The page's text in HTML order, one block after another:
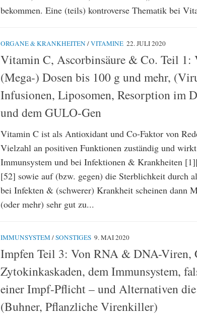
bekommen. Eine (teils) kontroverse Thematik bei
ORGANE & KRANKHEITEN /VITAMINE 22. JULI 2020
Vitamin C, Ascorbinsäure & Co. Teil 1:
(Mega-) Dosen bis 100 g und mehr,
Infusionen, Liposomen, Resorption im
und dem GULO-Gen
Vitamin C ist als Antioxidant und Co-Faktor von
Vielzahl an positiven Funktionen zuständig und
Immunsystem und bei Infektionen & Krankheiten
[52] sowie auf (bzw. gegen) die Sterblichkeit durch
bei Infekten & (schwerer) Krankheit scheinen dann
(oder mehr) sehr gut zu...
IMMUNSYSTEM /SONSTIGES 9. MAI 2020
Impfen Teil 3: Von RNA & DNA-Viren,
Zytokinkaskaden, dem Immunsystem,
einer Impf-Pflicht – und Alternativen
(Buhner, Pflanzliche Virenkiller)